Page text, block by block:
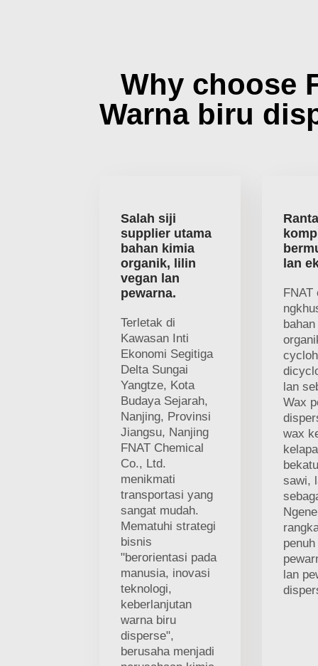
Why choose
Warna biru
Salah siji
supplier utama
bahan kimia
organik, lilin
vegan lan
pewarna.
Terletak di
Kawasan Inti
Ekonomi Segitiga
Delta Sungai
Yangtze, Kota
Budaya Sejarah,
Nanjing, Provinsi
Jiangsu, Nanjing
FNAT Chemical
Co., Ltd.
menikmati
transportasi yang
sangat mudah.
Mematuhi strategi
bisnis
"berorientasi pada
manusia, inovasi
teknologi,
keberlanjutan
warna biru
disperse",
berusaha menjadi
lan
FNAT
lan
Wax
wax
sawi,
lan